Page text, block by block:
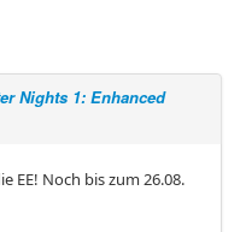
Nights 1: Enhanced
EE! Noch bis zum 26.08.